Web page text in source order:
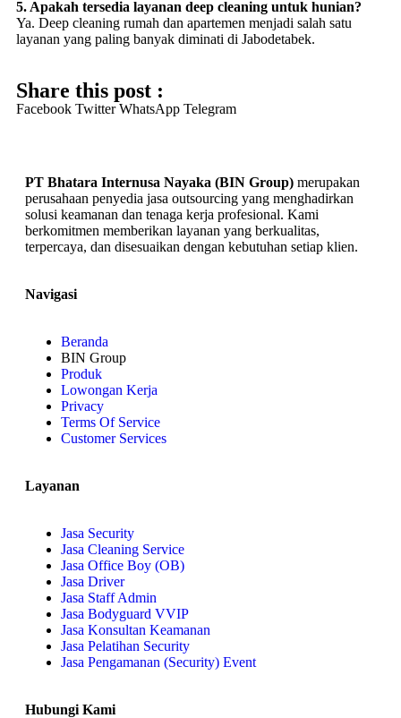
5. Apakah tersedia layanan deep cleaning untuk hunian?
Ya. Deep cleaning rumah dan apartemen menjadi salah satu
layanan yang paling banyak diminati di Jabodetabek.
Share this post :
Facebook Twitter WhatsApp Telegram
PT Bhatara Internusa Nayaka (BIN Group) merupakan
perusahaan penyedia jasa outsourcing yang menghadirkan
solusi keamanan dan tenaga kerja profesional. Kami
berkomitmen memberikan layanan yang berkualitas,
terpercaya, dan disesuaikan dengan kebutuhan setiap klien.
Navigasi
Beranda
BIN Group
Produk
Lowongan Kerja
Privacy
Terms Of Service
Customer Services
Layanan
Jasa Security
Jasa Cleaning Service
Jasa Office Boy (OB)
Jasa Driver
Jasa Staff Admin
Jasa Bodyguard VVIP
Jasa Konsultan Keamanan
Jasa Pelatihan Security
Jasa Pengamanan (Security) Event
Hubungi Kami